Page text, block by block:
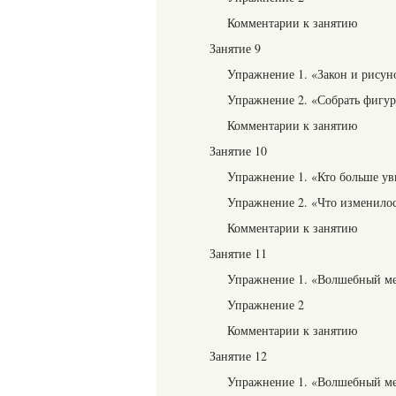
Комментарии к занятию
Занятие 9
Упражнение 1. «Закон и
Упражнение 2. «Собрать
Комментарии к занятию
Занятие 10
Упражнение 1. «Кто больше
Упражнение 2. «Что
Комментарии к занятию
Занятие 11
Упражнение 1. «Волшебный
Упражнение 2
Комментарии к занятию
Занятие 12
Упражнение 1. «Волшебный